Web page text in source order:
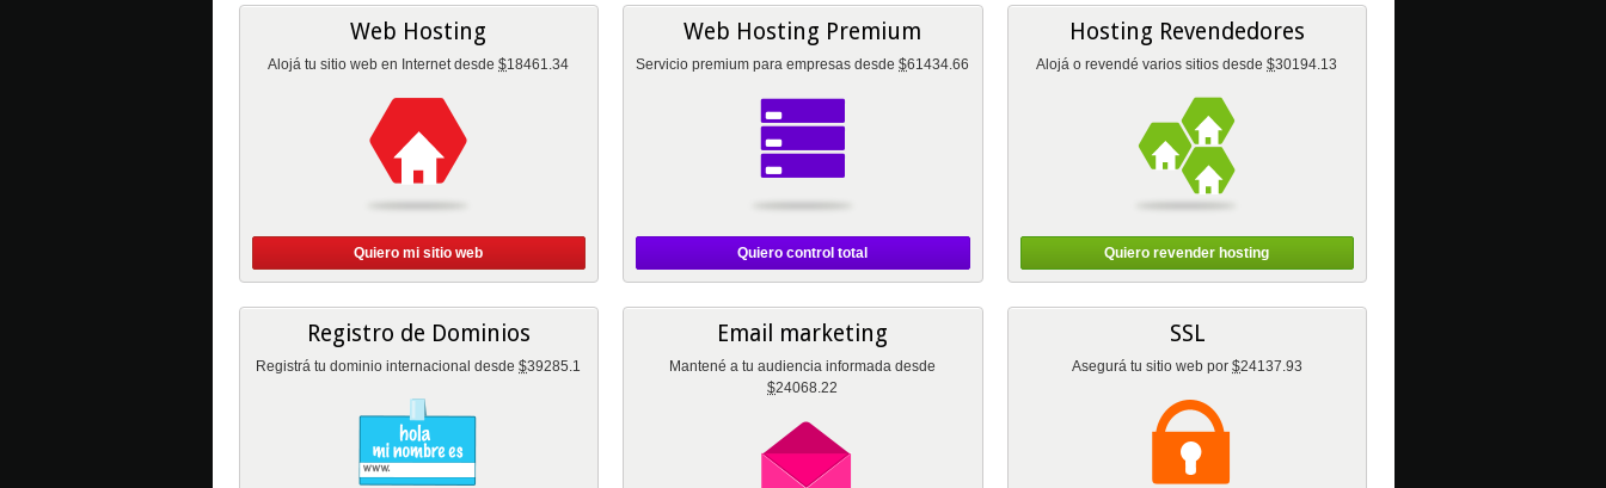
Web Hosting
Alojá tu sitio web en Internet desde$18461.34
Quiero mi sitio web
Web Hosting Premium
Servicio premium para empresas desde$61434.66
Quiero control total
Hosting Revendedores
Alojá o revendé varios sitios desde$30194.13
Quiero revender hosting
Registro de Dominios
Registrá tu dominio internacional desde$39285.1
Email marketing
Mantené a tu audiencia informada desde
$24068.22
SSL
Asegurá tu sitio web por$24137.93